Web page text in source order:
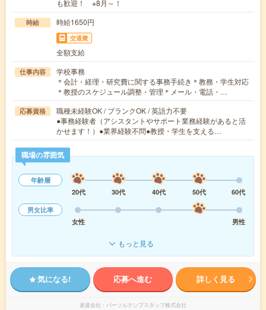
も歓迎！ ※8月～！
時給 時給1650円
交通費
全額支給
仕事内容
学校事務
＊会計・経理・研究費に関する事務手続き＊教務・学生対応
＊教授のスケジュール調整・管理＊メール・電話・…
応募資格
職種未経験OK / ブランクOK / 英語力不要
●事務経験者（アシスタントやサポート業務経験があると活
かせます！）●業界経験不問●教授・学生を支える…
職場の雰囲気
年齢層
20代
30代 40代 50代
60代
男女比率
女性
男性
もっと見る
気になる! 応募へ進む 詳しく見る
派遣会社 パーソルテンプスタッフ株式会社